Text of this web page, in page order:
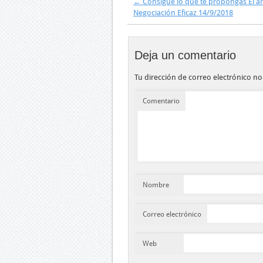
ventana
nueva)
ventana
nueva)
ventana
nueva)
ventana
nueva)
ventana
nueva)
Negociación Eficaz 14/9/2018
Deja un comentario
Tu dirección de correo electrónico
Comentario
Nombre
Correo electrónico
Web